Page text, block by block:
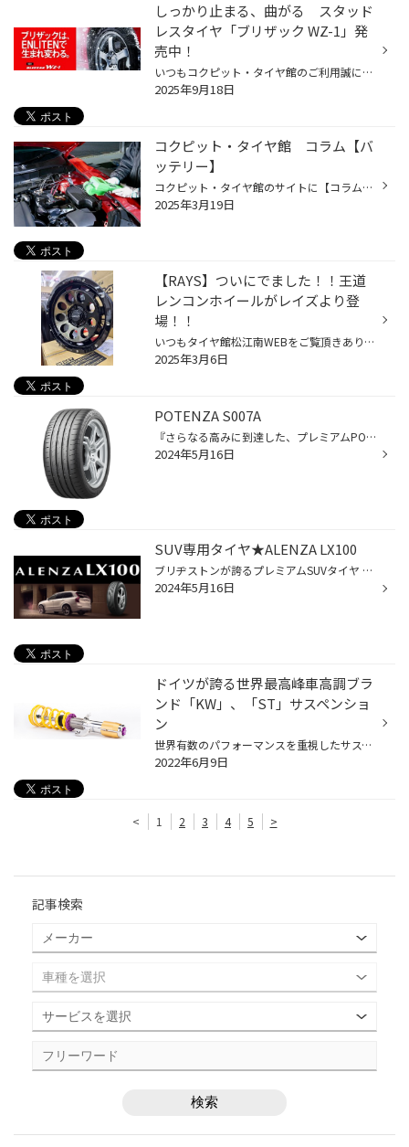
しっかり止まる、曲がる スタッド
レスタイヤ「ブリザック WZ-1」発
売中！
いつもコクピット・タイヤ館のご利用誠にありがとうございます。 今回は、9月より発売となった、商品設計基盤技術「ENLITEN」を搭載した, 乗用車用スタッドレスタイヤ「BLIZZAK WZ-1」についてご紹介いたします。 冬道の安心・安全を支える3つの特徴 しっかり止まる、曲がる「ブリザックWZ-1」の製...
2025年9月18日
コクピット・タイヤ館 コラム【バ
ッテリー】
コクピット・タイヤ館のサイトに【コラム】があるのはご存知でしょうか? みなさんのおクルマのお悩みやタイヤに関するコラム記事を掲載しております。 この度は、今の時期にトラブルが多い、『バッテリー』に関して、記事を掲載いたしました。 点検や交換のタイミング、基礎的な知識まで、幅広く掲...
2025年3月19日
【RAYS】ついにでました！！王道
レンコンホイールがレイズより登
場！！
いつもタイヤ館松江南WEBをご覧頂きありがとうございます スタッフのさかいです 今回はアルミホイール紹介です！！ 【 TEAM DAYTONA D9 】 OLD ＆ NEW チームデイトナ流、王道オフローダー M9デザインのバリエーションモデルとして生まれたのが【D9】 オフロードホイールの王道ともいえる、 いわゆ...
2025年3月6日
POTENZA S007A
『さらなる高みに到達した、プレミアムPOTENZA』 数々の世界的ハイパフォーマンスカーに認められた「POTENZA S001」が進化を遂げた モータースポーツシーンで培われたドライ&ウェットパフォーマンスはもちろん 上質な走りを追求したコンフォートパフォーマンスがさらなるドライバビリティを可能にする
2024年5月16日
SUV専用タイヤ★ALENZA LX100
ブリヂストンが誇るプレミアムSUVタイヤ 『ALENZA LX100』 プレミアムSUVにふさわしい静粛性・快適性を追求した専用タイヤ LX100サイドチューニングでより高荷重でのふらつきを低減。 さらに非対称新パタンを採用しブロック剛性を最適化する事によって SUVタイヤに求められるライフ性能にも配慮し高...
2024年5月16日
ドイツが誇る世界最高峰車高調ブラ
ンド「KW」、「ST」サスペンショ
ン
世界有数のパフォーマンスを重視したサスペンションシステムを供給するメーカー「KW」は、KW車高調KIT、KW StreetComfort、KW Club Sport、KW Competition、KW suspension Kit、KW Quad suspensionの6種類のラインナップにて欧州車において全ての車種の足回りをカバーしております。 KWは、上質な...
2022年6月9日
< 1 2 3 4 5 >
記事検索